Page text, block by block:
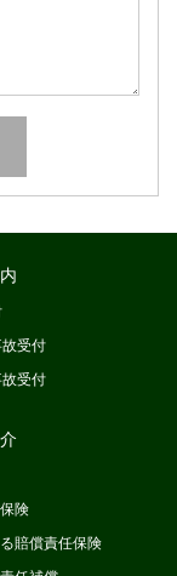
受付
受付
険
賠償責任保険